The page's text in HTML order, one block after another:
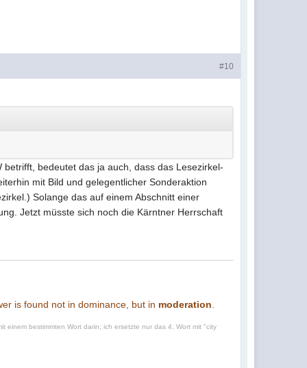
#10
bedeutet das ja auch, dass das Lesezirkel-
mit Bild und gelegentlicher Sonderaktion
Solange das auf einem Abschnitt einer
Jetzt müsste sich noch die Kärntner Herrschaft
is found not in dominance, but in moderation
einem bestimmten Wort darin; ich ersetzte nur das 4. Wort mit "city